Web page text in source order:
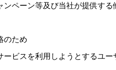
ペーン等及び当社が提供する
のため
ビスを利用しようとするユー